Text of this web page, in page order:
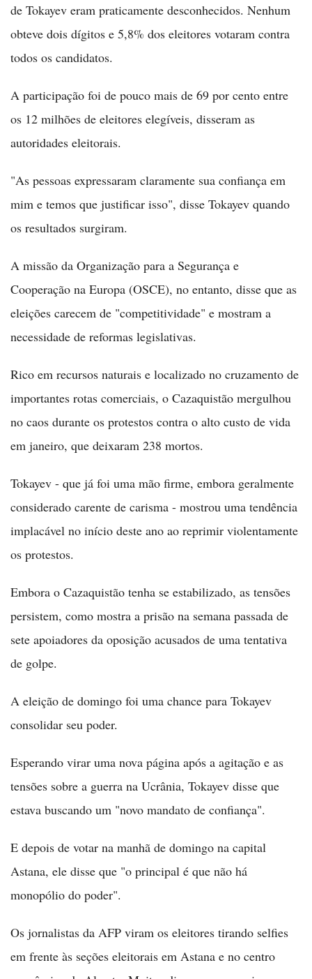
de Tokayev eram praticamente desconhecidos. Nenhum
obteve dois dígitos e 5,8% dos eleitores votaram contra
todos os candidatos.
A participação foi de pouco mais de 69 por cento entre
os 12 milhões de eleitores elegíveis, disseram as
autoridades eleitorais.
"As pessoas expressaram claramente sua confiança em
mim e temos que justificar isso", disse Tokayev quando
os resultados surgiram.
A missão da Organização para a Segurança e
Cooperação na Europa (OSCE), no entanto, disse que as
eleições carecem de "competitividade" e mostram a
necessidade de reformas legislativas.
Rico em recursos naturais e localizado no cruzamento de
importantes rotas comerciais, o Cazaquistão mergulhou
no caos durante os protestos contra o alto custo de vida
em janeiro, que deixaram 238 mortos.
Tokayev - que já foi uma mão firme, embora geralmente
considerado carente de carisma - mostrou uma tendência
implacável no início deste ano ao reprimir violentamente
os protestos.
Embora o Cazaquistão tenha se estabilizado, as tensões
persistem, como mostra a prisão na semana passada de
sete apoiadores da oposição acusados de uma tentativa
de golpe.
A eleição de domingo foi uma chance para Tokayev
consolidar seu poder.
Esperando virar uma nova página após a agitação e as
tensões sobre a guerra na Ucrânia, Tokayev disse que
estava buscando um "novo mandato de confiança".
E depois de votar na manhã de domingo na capital
Astana, ele disse que "o principal é que não há
monopólio do poder".
Os jornalistas da AFP viram os eleitores tirando selfies
em frente às seções eleitorais em Astana e no centro